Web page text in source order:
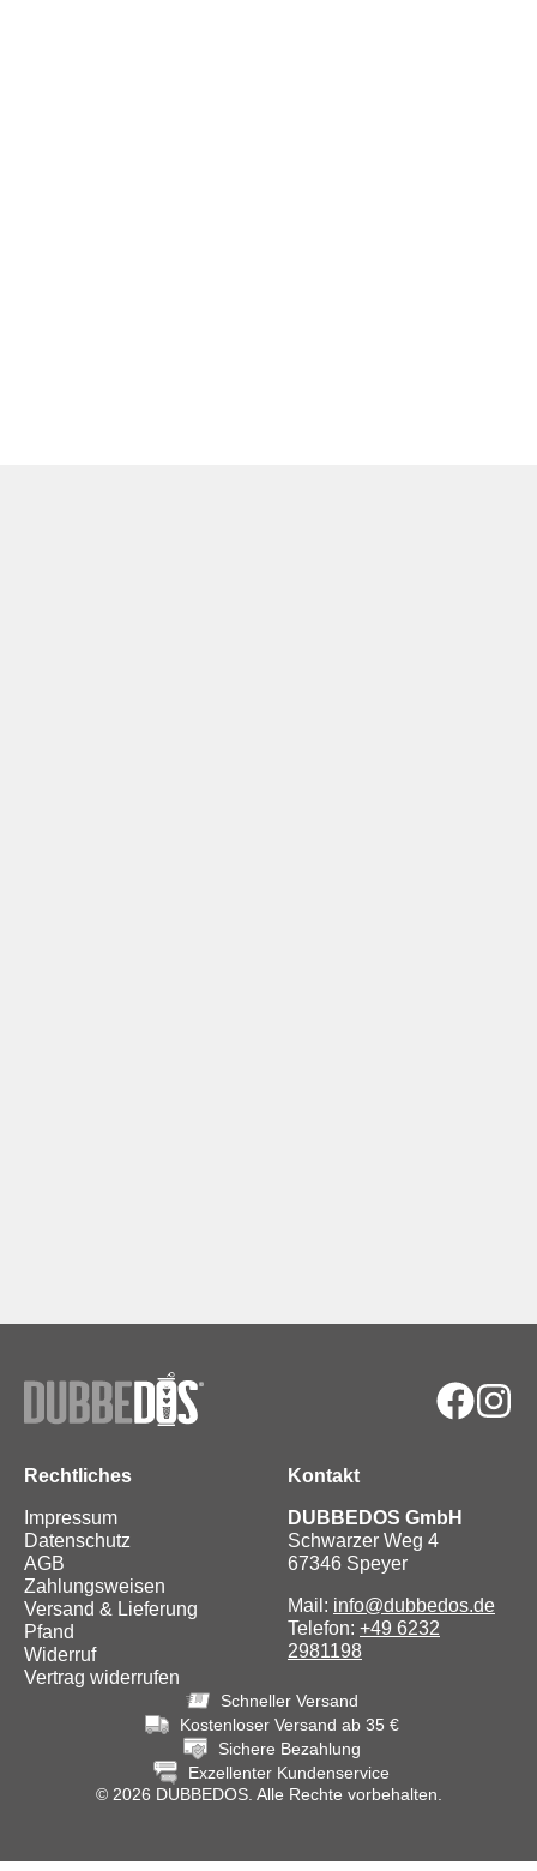
Rechtliches
Impressum
Datenschutz
AGB
Zahlungsweisen
Versand & Lieferung
Pfand
Widerruf
Vertrag widerrufen
Kontakt
DUBBEDOS GmbH
Schwarzer Weg 4
67346 Speyer
Mail: info@dubbedos.de
Telefon: +49 6232
2981198
Schneller Versand
Kostenloser Versand ab 35 €
Sichere Bezahlung
Exzellenter Kundenservice
© 2026 DUBBEDOS. Alle Rechte vorbehalten.